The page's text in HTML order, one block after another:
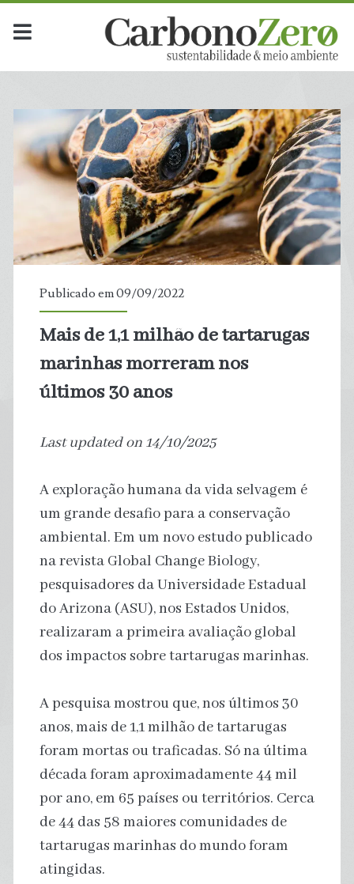
Publicado em 09/09/2022
Mais de 1,1 milhão de tartarugas
marinhas morreram nos
últimos 30 anos
Last updated on 14/10/2025
A exploração humana da vida selvagem é
um grande desafio para a conservação
ambiental. Em um novo estudo publicado
na revista Global Change Biology,
pesquisadores da Universidade Estadual
do Arizona (ASU), nos Estados Unidos,
realizaram a primeira avaliação global
dos impactos sobre tartarugas marinhas.
A pesquisa mostrou que, nos últimos 30
anos, mais de 1,1 milhão de tartarugas
foram mortas ou traficadas. Só na última
década foram aproximadamente 44 mil
por ano, em 65 países ou territórios. Cerca
de 44 das 58 maiores comunidades de
tartarugas marinhas do mundo foram
atingidas.